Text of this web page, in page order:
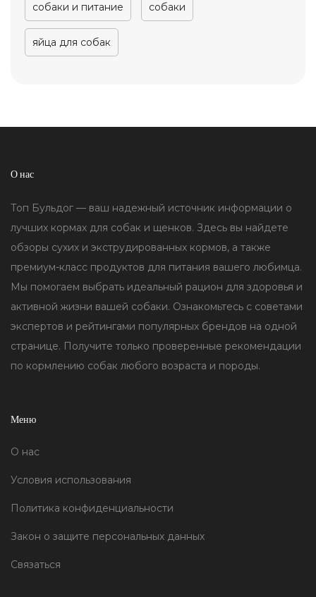
собаки и питание собаки
яйца для собак
О нас
Топ Бульдог — ваш надежный источник информации о
лучших кормах для собак и щенков. Здесь вы найдете
обзоры сухих и экструдированных кормов, а также
премиум-класс продуктов для питания вашего любимца.
Мы помогаем выбрать идеальный рацион для здоровья и
активной жизни вашей собаки. Ознакомьтесь с советами
экспертов и рейтингами популярных брендов на одной
странице. Получите только проверенные рекомендации
по кормлению собак любого возраста и породы.
Меню
О нас
Условия использования
Политика конфиденциальности
Закон о защите персональных данных
Связаться